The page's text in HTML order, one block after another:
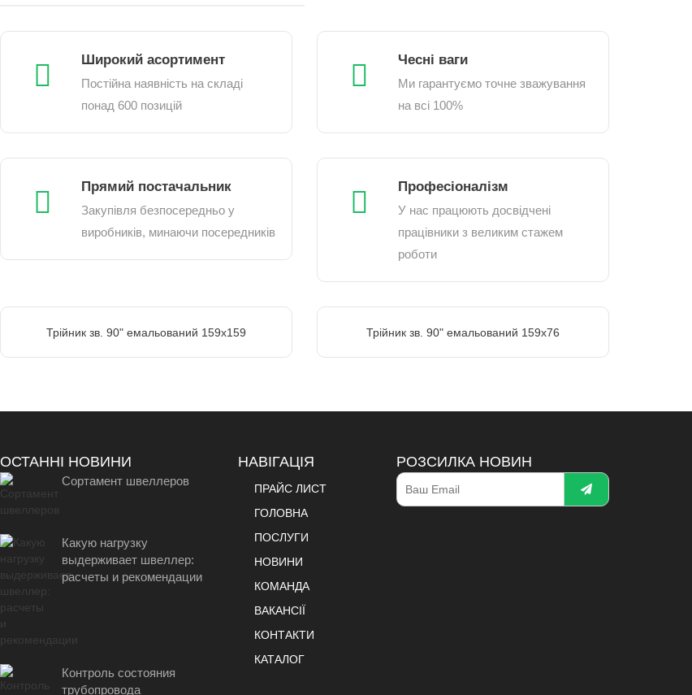
Широкий асортимент
Постійна наявність на складі
понад 600 позицій
Чесні ваги
Ми гарантуємо точне зважування
на всі 100%
Прямий постачальник
Закупівля безпосередньо у
виробників, минаючи посередників
Професіоналізм
У нас працюють досвідчені
працівники з великим стажем
роботи
Трійник зв. 90" емальований 159х159 Трійник зв. 90" емальований 159х76
ОСТАННІ НОВИНИ
Сортамент швеллеров
Какую нагрузку
выдерживает швеллер:
расчеты и рекомендации
Контроль состояния
трубопровода
НАВІГАЦІЯ
ПРАЙС ЛИСТ
ГОЛОВНА
ПОСЛУГИ
НОВИНИ
КОМАНДА
ВАКАНСІЇ
КОНТАКТИ
КАТАЛОГ
РОЗСИЛКА НОВИН